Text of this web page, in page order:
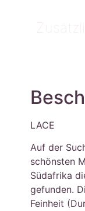
LACE
Auf der
schönsten
Südafrika
gefunden.
Feinheit